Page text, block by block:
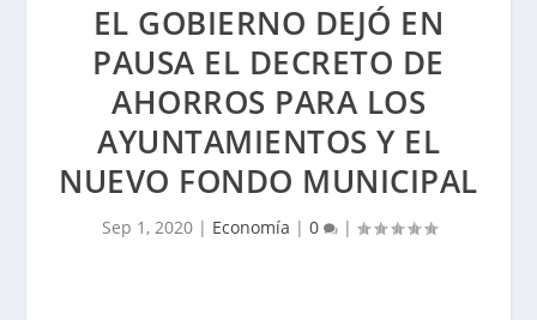
EL GOBIERNO DEJÓ EN
PAUSA EL DECRETO DE
AHORROS PARA LOS
AYUNTAMIENTOS Y EL
NUEVO FONDO MUNICIPAL
Sep 1, 2020| Economía | 0 |